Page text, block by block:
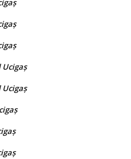
Ucigaș
Ucigaș